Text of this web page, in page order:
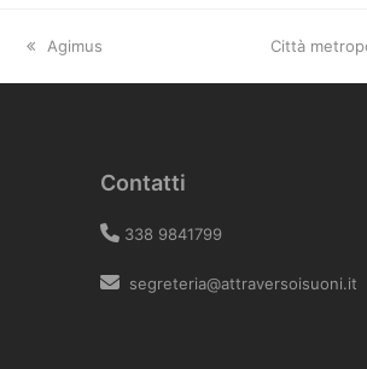
previous
Agimus
next
Città
Contatti
338 9841799
segreteria@attraversoisuoni.it